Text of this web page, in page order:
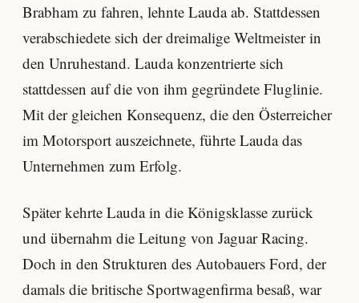
Brabham zu fahren, lehnte Lauda ab. Stattdessen
verabschiedete sich der dreimalige Weltmeister in
den Unruhestand. Lauda konzentrierte sich
stattdessen auf die von ihm gegründete Fluglinie.
Mit der gleichen Konsequenz, die den Österreicher
im Motorsport auszeichnete, führte Lauda das
Unternehmen zum Erfolg.
Später kehrte Lauda in die Königsklasse zurück
und übernahm die Leitung von Jaguar Racing.
Doch in den Strukturen des Autobauers Ford, der
damals die britische Sportwagenfirma besaß, war